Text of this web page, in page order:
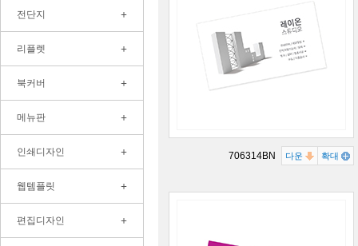
전단지 +
리플렛 +
북커버 +
메뉴판 +
인쇄디자인 +
웹템플릿 +
편집디자인 +
706314BN 다운 확대